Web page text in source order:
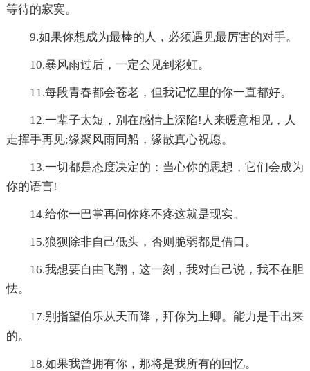
等待的寂寞。
9.如果你想成为最棒的人，必须遇见最厉害的对手。
10.暴风雨过后，一定会见到彩虹。
11.每段青春都会苍老，但我记忆里的你一直都好。
12.一辈子太短，别在感情上深陷!人来暖意相见，人
走挥手再见;缘聚风雨同船，缘散真心祝愿。
13.一切都是态度决定的：当心你的思想，它们会成为
你的语言!
14.给你一巴掌再问你疼不疼这就是现实。
15.狼狈除非自己低头，否则脆弱都是借口。
16.我想要自由飞翔，这一刻，我对自己说，我不在胆
怯。
17.别指望伯乐从天而降，拜你为上卿。能力是干出来
的。
18.如果我曾拥有你，那将是我所有的回忆。